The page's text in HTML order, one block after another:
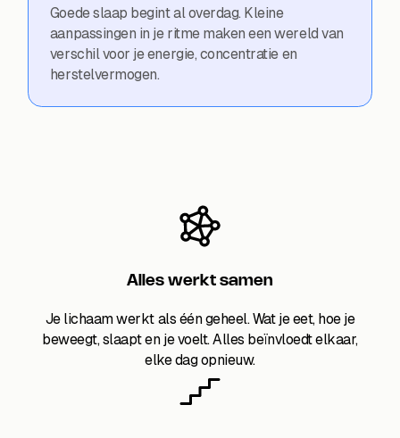
Goede slaap begint al overdag. Kleine
aanpassingen in je ritme maken een wereld van
verschil voor je energie, concentratie en
herstelvermogen.
Alles werkt samen
Je lichaam werkt als één geheel. Wat je eet, hoe je
beweegt, slaapt en je voelt. Alles beïnvloedt elkaar,
elke dag opnieuw.